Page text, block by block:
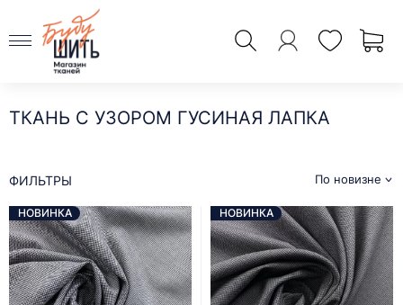
ТКАНЬ С УЗОРОМ ГУСИНАЯ ЛАПКА
По новизне
ФИЛЬТРЫ
НОВИНКА НОВИНКА